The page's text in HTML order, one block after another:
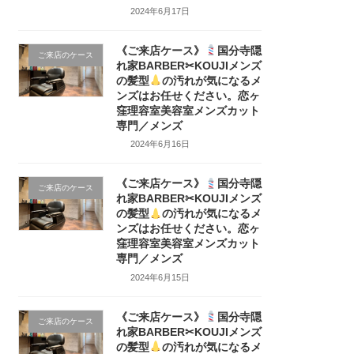
2024年6月17日
ご来店のケース 《ご来店ケース》
国分寺隠
れ家BARBER✂KOUJIメンズ
の髪型
の汚れが気になるメ
ンズはお任せください。恋ヶ
窪理容室美容室メンズカット
専門／メンズ
2024年6月16日
ご来店のケース 《ご来店ケース》
国分寺隠
れ家BARBER✂KOUJIメンズ
の髪型
の汚れが気になるメ
ンズはお任せください。恋ヶ
窪理容室美容室メンズカット
専門／メンズ
2024年6月15日
ご来店のケース 《ご来店ケース》
国分寺隠
れ家BARBER✂KOUJIメンズ
の髪型
の汚れが気になるメ